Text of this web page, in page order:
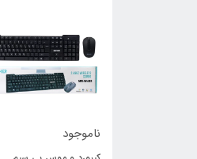
ناموجود